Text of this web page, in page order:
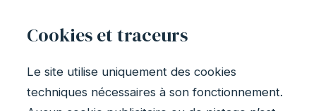
Cookies et traceurs
Le site utilise uniquement des cookies
techniques nécessaires à son fonctionnement.